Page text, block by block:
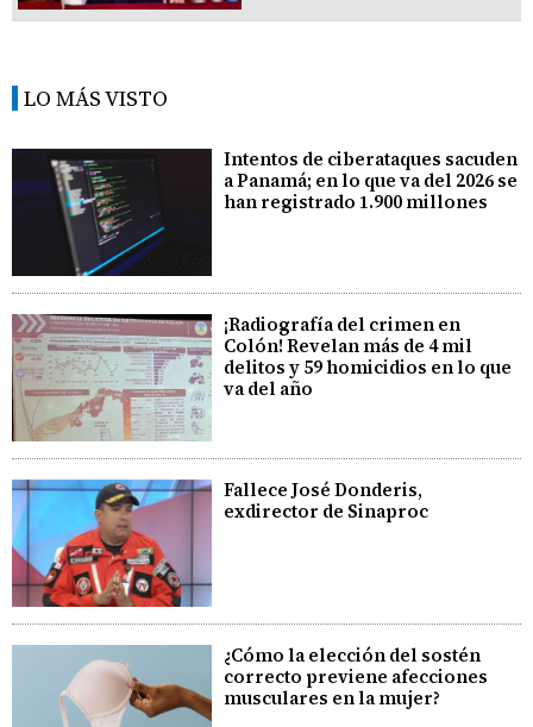
LO MÁS VISTO
Intentos de ciberataques sacuden
a Panamá; en lo que va del 2026 se
han registrado 1.900 millones
¡Radiografía del crimen en
Colón! Revelan más de 4 mil
delitos y 59 homicidios en lo que
va del año
Fallece José Donderis,
exdirector de Sinaproc
¿Cómo la elección del sostén
correcto previene afecciones
musculares en la mujer?